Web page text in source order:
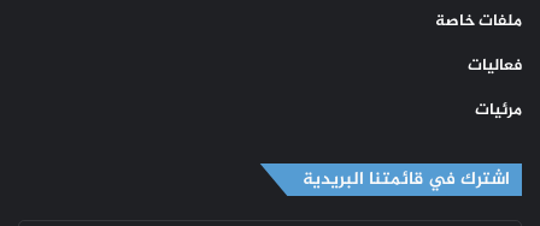
ملفات خاصة
فعاليات
مرئيات
اشترك في قائمتنا البريدية